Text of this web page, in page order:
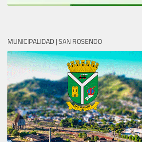
MUNICIPALIDAD | SAN ROSENDO